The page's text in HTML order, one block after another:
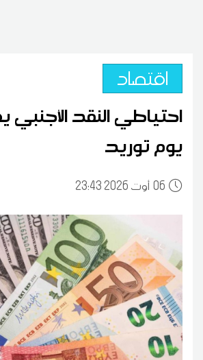
اقتصاد
يوم توريد
0623:43 2026 أوت